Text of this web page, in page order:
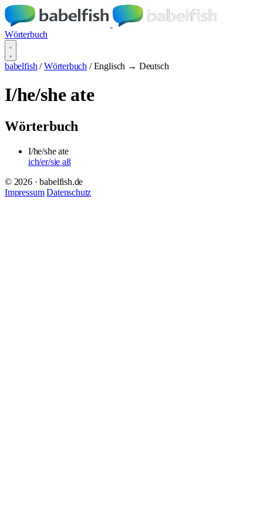
Wörterbuch
babelfish / Wörterbuch / Englisch → Deutsch
I/he/she ate
Wörterbuch
I/he/she ate
ich/er/sie aß
© 2026 · babelfish.de
Impressum Datenschutz